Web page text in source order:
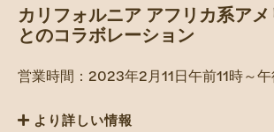
カリフォルニア アフリカ系ア
とのコラボレーション
営業時間：2023年2月11日午前11時～
より詳しい情報